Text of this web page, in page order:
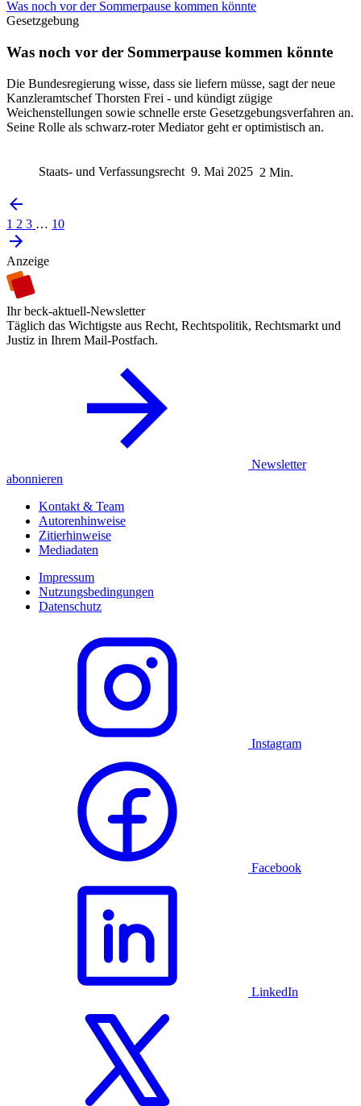
Was noch vor der Sommerpause kommen könnte
Gesetzgebung
Was noch vor der Sommerpause kommen könnte
Die Bundesregierung wisse, dass sie liefern müsse, sagt der neue
Kanzleramtschef Thorsten Frei - und kündigt zügige
Weichenstellungen sowie schnelle erste Gesetzgebungsverfahren an.
Seine Rolle als schwarz-roter Mediator geht er optimistisch an.
Staats- und Verfassungsrecht 9. Mai 2025 2 Min.
1 2 3 … 10
Anzeige
Ihr beck-aktuell-Newsletter
Täglich das Wichtigste aus Recht, Rechtspolitik, Rechtsmarkt und
Justiz in Ihrem Mail-Postfach.
Newsletter
abonnieren
Kontakt & Team
Autorenhinweise
Zitierhinweise
Mediadaten
Impressum
Nutzungsbedingungen
Datenschutz
Instagram
Facebook
LinkedIn